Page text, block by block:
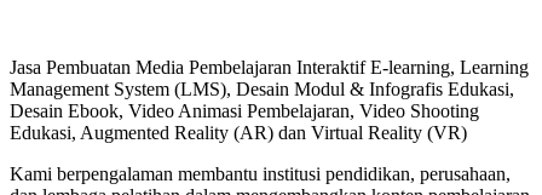
Jasa Pembuatan Media Pembelajaran Interaktif E-learning, Learning
Management System (LMS), Desain Modul & Infografis Edukasi,
Desain Ebook, Video Animasi Pembelajaran, Video Shooting
Edukasi, Augmented Reality (AR) dan Virtual Reality (VR)
Kami berpengalaman membantu institusi pendidikan, perusahaan,